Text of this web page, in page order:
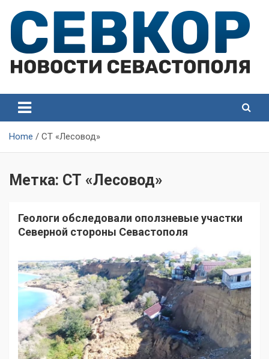
content
Севастополя
Севастополя
Home СТ «Лесовод»
Метка: СТ «Лесовод»
Геологи обследовали оползневые участки
Северной стороны Севастополя